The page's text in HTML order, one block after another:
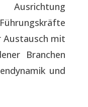
Ausrichtung
Austausch mit
Branchen
und